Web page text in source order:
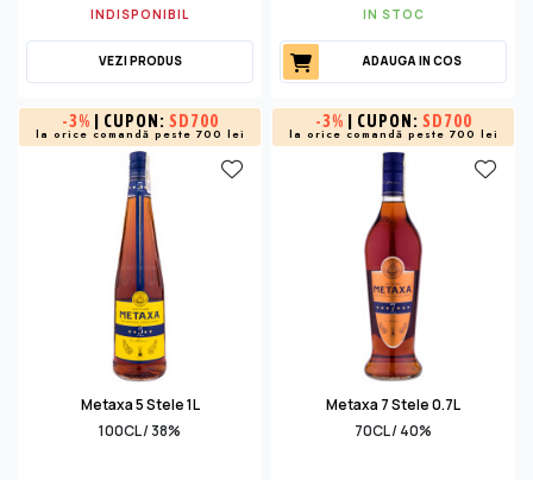
INDISPONIBIL
VEZI PRODUS
IN STOC
ADAUGA IN COS
-3% | CUPON: SD700
la orice comandă peste 700 lei
Metaxa 5 Stele 1L
100CL / 38%
-3% | CUPON: SD700
la orice comandă peste 700 lei
Metaxa 7 Stele 0.7L
70CL / 40%